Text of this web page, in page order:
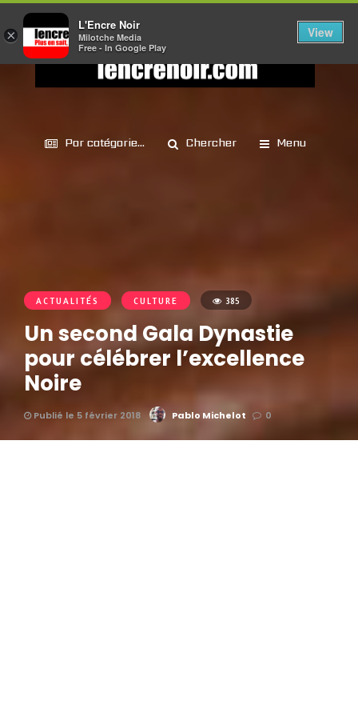
Par catégorie... Chercher Menu
ACTUALITÉS CULTURE 385
Un second Gala Dynastie
pour célébrer l’excellence
Noire
Publié le 5 février 2018 Pablo Michelot 0
×
L'Encre Noir
Milotche Media
Free - In Google Play
View